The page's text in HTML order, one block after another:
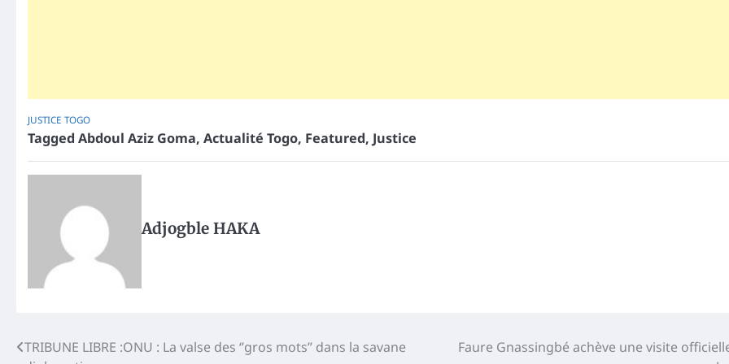
JUSTICE TOGO
Tagged Abdoul Aziz Goma, Actualité Togo, Featured, Justice
Adjogble HAKA
Post
TRIBUNE LIBRE :ONU : La valse des ‘’gros mots’’ dans la savane
Faure Gnassingbé achève une visite